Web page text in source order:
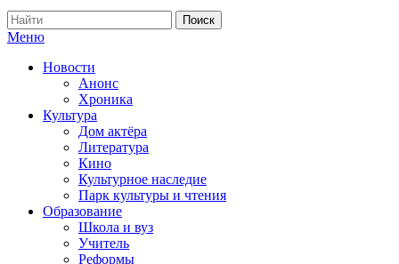
Меню
Новости
Анонс
Хроника
Культура
Дом актёра
Литература
Кино
Культурное наследие
Парк культуры и чтения
Образование
Школа и вуз
Учитель
Реформы